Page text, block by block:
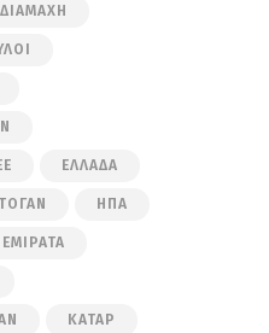
ΕΛΛΆΔΑ
ΗΠΑ
ΚΑΤΆΡ